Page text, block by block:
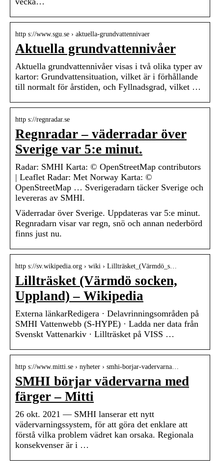
http s://www.sgu.se › aktuella-grundvattennivaer
Aktuella grundvattennivåer
Aktuella grundvattennivåer visas i två olika typer av
kartor: Grundvattensituation, vilket är i förhållande
till normalt för årstiden, och Fyllnadsgrad, vilket …
http s://regnradar.se
Regnradar – väderradar över
Sverige var 5:e minut.
Radar: SMHI Karta: © OpenStreetMap contributors
| Leaflet Radar: Met Norway Karta: ©
OpenStreetMap … Sverigeradarn täcker Sverige och
levereras av SMHI.
Väderradar över Sverige. Uppdateras var 5:e minut.
Regnradarn visar var regn, snö och annan nederbörd
finns just nu.
http s://sv.wikipedia.org › wiki › Lillträsket_(Värmdö_s…
Lillträsket (Värmdö socken,
Uppland) – Wikipedia
Externa länkarRedigera · Delavrinningsområden på
SMHI Vattenwebb (S-HYPE) · Ladda ner data från
Svenskt Vattenarkiv · Lillträsket på VISS …
http s://www.mitti.se › nyheter › smhi-borjar-vadervarna…
SMHI börjar vädervarna med
färger – Mitti
26 okt. 2021 — SMHI lanserar ett nytt
vädervarningssystem, för att göra det enklare att
förstå vilka problem vädret kan orsaka. Regionala
konsekvenser är i …